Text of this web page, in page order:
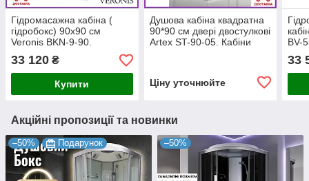
Гідромасажна кабіна (
гідробокс) 90х90 см
Veronis BKN-9-90.
Квадратна гідромасажна
душова кабіна
33 120 ₴
Купити
Душова кабіна квадратна
90*90 см двері двостулкові
Artex ST-90-05. Кабіни
Ціну уточнюйте
BV-
33
Акційні пропозиції та новинки
–50% Подарунок –50%